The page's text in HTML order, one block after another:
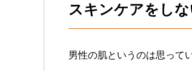
スキンケアをし
男性の肌というのは思って